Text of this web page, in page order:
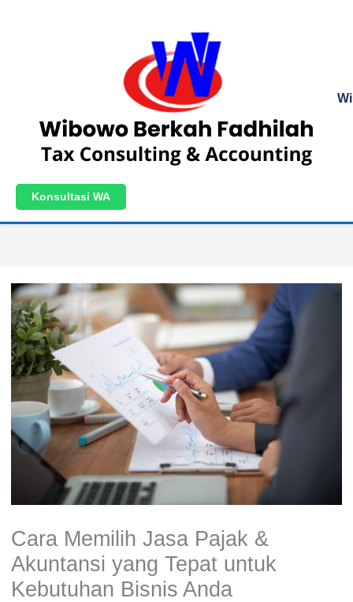
Konsultasi WA
Cara Memilih Jasa Pajak &
Akuntansi yang Tepat untuk
Kebutuhan Bisnis Anda